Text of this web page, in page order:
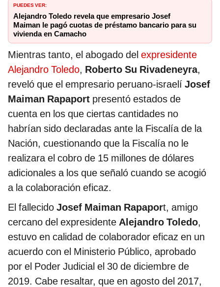
PUEDES VER:
Alejandro Toledo revela que empresario Josef
Maiman le pagó cuotas de préstamo bancario para su
vivienda en Camacho
Mientras tanto, el abogado del expresidente
Alejandro Toledo, Roberto Su Rivadeneyra,
reveló que el empresario peruano-israelí Josef
Maiman Rapaport presentó estados de
cuenta en los que ciertas cantidades no
habrían sido declaradas ante la Fiscalía de la
Nación, cuestionando que la Fiscalía no le
realizara el cobro de 15 millones de dólares
adicionales a los que señaló cuando se acogió
a la colaboración eficaz.
El fallecido Josef Maiman Rapaport, amigo
cercano del expresidente Alejandro Toledo,
estuvo en calidad de colaborador eficaz en un
acuerdo con el Ministerio Público, aprobado
por el Poder Judicial el 30 de diciembre de
2019. Cabe resaltar, que en agosto del 2017,